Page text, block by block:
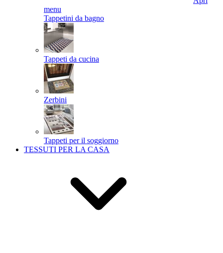
menu
Tappetini da bagno
Tappeti da cucina
Zerbini
Tappeti per il soggiorno
TESSUTI PER LA CASA